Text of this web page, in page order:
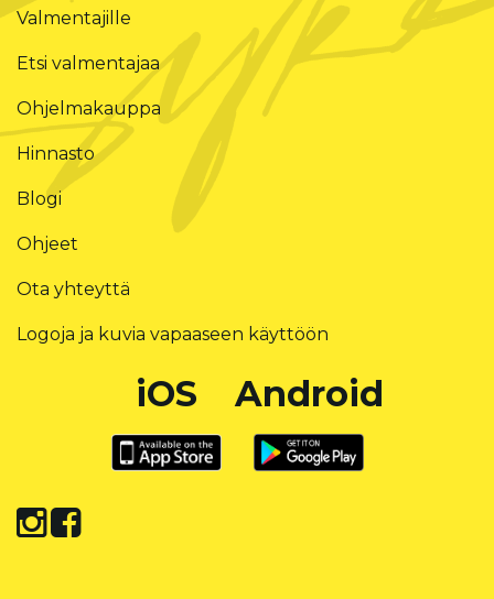
Valmentajille
Etsi valmentajaa
Ohjelmakauppa
Hinnasto
Blogi
Ohjeet
Ota yhteyttä
Logoja ja kuvia vapaaseen käyttöön
iOS Android